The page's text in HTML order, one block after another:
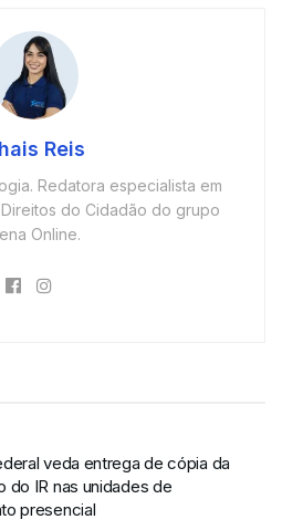
Reis
Redatora especialista em
do Cidadão do grupo
Online.
veda entrega de cópia da
do IR nas unidades de
presencial